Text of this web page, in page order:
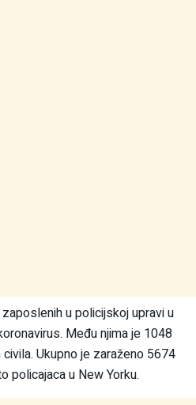
u policijskoj upravi u
Među njima je 1048
Ukupno je zaraženo 5674
policajaca u New Yorku.